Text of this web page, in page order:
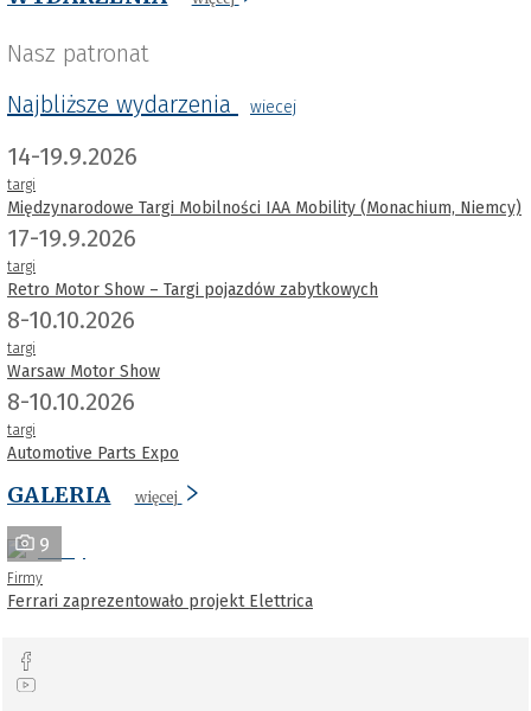
Nasz patronat
Najbliższe wydarzenia
wiecej
14-19.9.2026
targi
Międzynarodowe Targi Mobilności IAA Mobility (Monachium, Niemcy)
17-19.9.2026
targi
Retro Motor Show – Targi pojazdów zabytkowych
8-10.10.2026
targi
Warsaw Motor Show
8-10.10.2026
targi
Automotive Parts Expo
GALERIA więcej
9
Firmy
Ferrari zaprezentowało projekt Elettrica